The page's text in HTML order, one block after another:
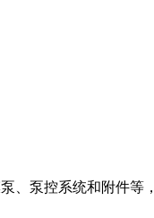
泵控系统和附件